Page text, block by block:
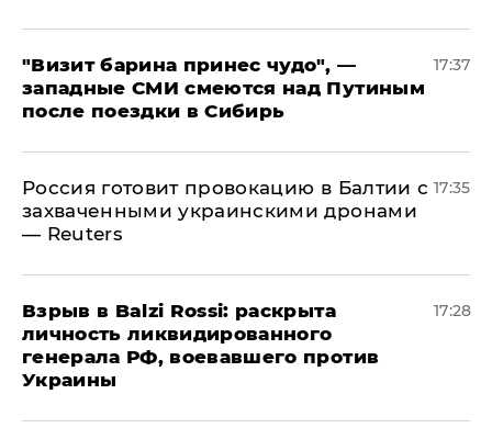
"Визит барина принес чудо", —
западные СМИ смеются над Путиным
после поездки в Сибирь
17:37
​Россия готовит провокацию в Балтии с
захваченными украинскими дронами
— Reuters
17:35
​Взрыв в Balzi Rossi: раскрыта
личность ликвидированного
генерала РФ, воевавшего против
Украины
17:28